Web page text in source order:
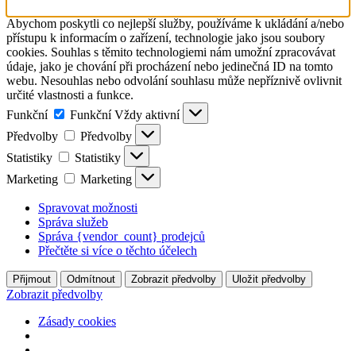
Abychom poskytli co nejlepší služby, používáme k ukládání a/nebo
přístupu k informacím o zařízení, technologie jako jsou soubory
cookies. Souhlas s těmito technologiemi nám umožní zpracovávat
údaje, jako je chování při procházení nebo jedinečná ID na tomto
webu. Nesouhlas nebo odvolání souhlasu může nepříznivě ovlivnit
určité vlastnosti a funkce.
Funkční
Funkční Vždy aktivní
Předvolby
Předvolby
Statistiky
Statistiky
Marketing
Marketing
Spravovat možnosti
Správa služeb
Správa {vendor_count} prodejců
Přečtěte si více o těchto účelech
Přijmout Odmítnout Zobrazit předvolby Uložit předvolby
Zobrazit předvolby
Zásady cookies